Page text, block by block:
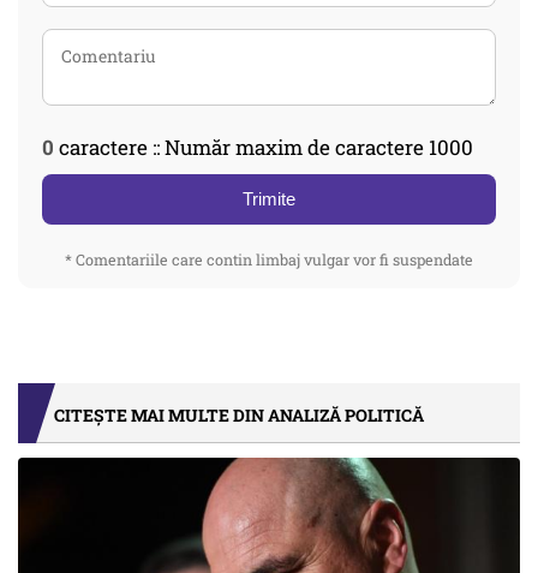
0 caractere :: Număr maxim de caractere 1000
Trimite
* Comentariile care contin limbaj vulgar vor fi suspendate
CITEȘTE MAI MULTE DIN ANALIZĂ POLITICĂ